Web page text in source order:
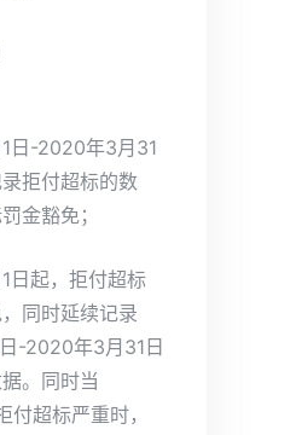
日-2020年3月31
拒付超标的数
金豁免；
日起，拒付超标
同时延续记录
-2020年3月31日
。同时当
超标严重时，